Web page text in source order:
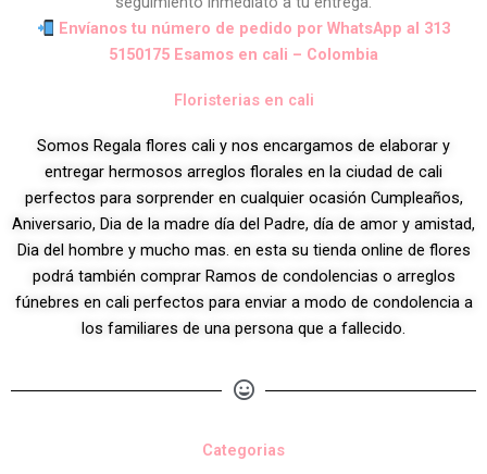
Envíanos tu número de pedido por WhatsApp al 313
5150175 Esamos en cali – Colombia
Floristerias en cali
Somos Regala flores cali y nos encargamos de elaborar y
entregar hermosos arreglos florales en la ciudad de cali
perfectos para sorprender en cualquier ocasión Cumpleaños,
Aniversario, Dia de la madre día del Padre, día de amor y amistad,
Dia del hombre y mucho mas. en esta su tienda online de flores
podrá también comprar Ramos de condolencias o arreglos
fúnebres en cali perfectos para enviar a modo de condolencia a
los familiares de una persona que a fallecido.
Categorias